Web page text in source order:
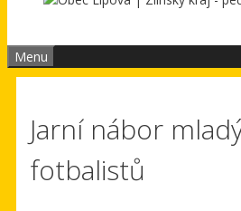
Menu
Jarní nábor
fotbalistů